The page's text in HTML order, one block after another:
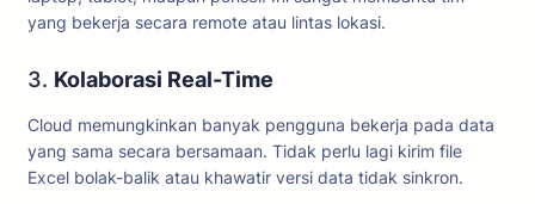
yang bekerja secara remote atau lintas lokasi.
3. Kolaborasi Real-Time
Cloud memungkinkan banyak pengguna bekerja pada data
yang sama secara bersamaan. Tidak perlu lagi kirim file
Excel bolak-balik atau khawatir versi data tidak sinkron.